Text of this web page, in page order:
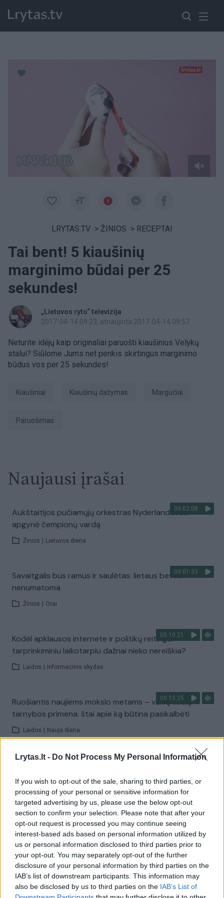
Lrytas.lt - Do Not Process My Personal Information
If you wish to opt-out of the sale, sharing to third parties, or
processing of your personal or sensitive information for
targeted advertising by us, please use the below opt-out
section to confirm your selection. Please note that after your
opt-out request is processed you may continue seeing
interest-based ads based on personal information utilized by
us or personal information disclosed to third parties prior to
your opt-out. You may separately opt-out of the further
disclosure of your personal information by third parties on the
IAB’s list of downstream participants. This information may
also be disclosed by us to third parties on the IAB’s List of
LRYTAS.TV > ŽINIOS > RECEPTAI
Tai bent! 5 kiaušinių
marginimo būdai per 25
sekundes!
„Lietuvos ryto“ televizija
2017-04-14 09:23, atnaujinta 2017-04-14 09:57
Neturite idėjų kaip originaliai paruošti kiaušinius Velykų
stalui? Siūlome Jums net penkis skirtingus marginimo
būdus vos per 25 sekundes!
kiaušiniai kiaušinių dažymas margučiai
paruošimas
Naujausi įrašai
00:02:08
Aukštaitijos pučiamųjų orkestras Nyderlanduose
apgynė čempionų vardą
Žinios Lietuvos diena
00:01:33
Savaitgalis bus ramus ir saulėtas: lietaus beveik
nenumatoma
Žinios Orai
00:10:21
Kodėl apklausos internete ir politikų reitingai
tarprinkiminiu laikotarpiu dažnai nieko nereiškia?
Laidos Informacinis skydas
00:15:25
Ruošiantis naujiems mokslo metams – vaikų teisių
tarnybos primena: štai apie ką būtina pasikalbėti
Laidos Nauja diena
Visi įrašai
Žiūrimiausi įrašai
00:00:30
Vaizdai iš tragiškos avarijos Vilniaus r.: dviejų moterų ir
vaiko gyvybių išgelbėti nepavyko
Žinios Lietuvos diena